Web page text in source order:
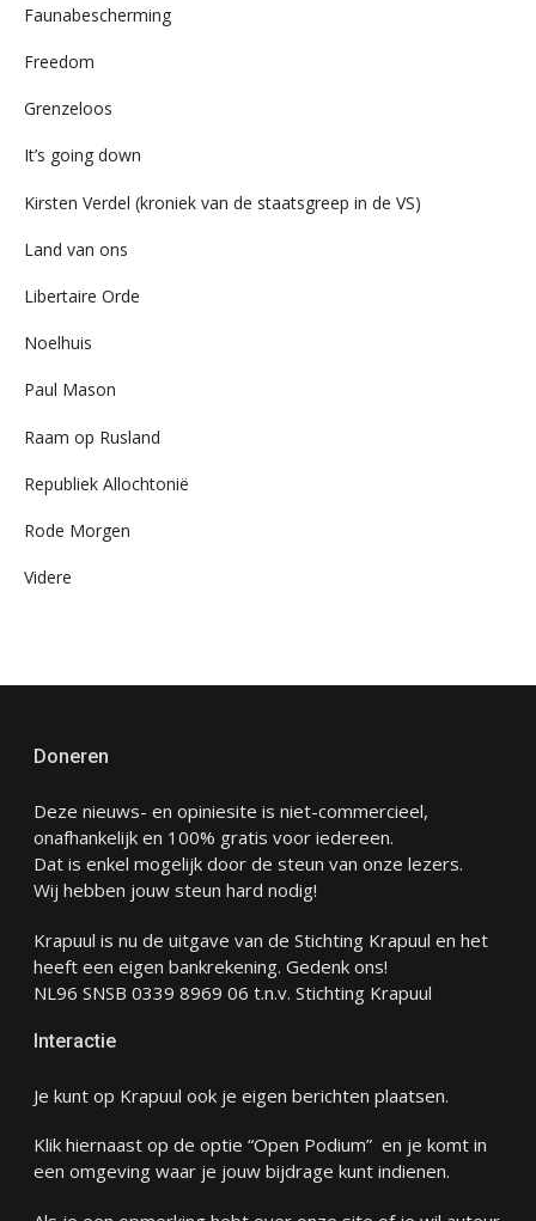
Faunabescherming
Freedom
Grenzeloos
It’s going down
Kirsten Verdel (kroniek van de staatsgreep in de VS)
Land van ons
Libertaire Orde
Noelhuis
Paul Mason
Raam op Rusland
Republiek Allochtonië
Rode Morgen
Videre
Doneren
Deze nieuws- en opiniesite is niet-commercieel,
onafhankelijk en 100% gratis voor iedereen.
Dat is enkel mogelijk door de steun van onze lezers.
Wij hebben jouw steun hard nodig!
Krapuul is nu de uitgave van de Stichting Krapuul en het
heeft een eigen bankrekening. Gedenk ons!
NL96 SNSB 0339 8969 06 t.n.v. Stichting Krapuul
Interactie
Je kunt op Krapuul ook je eigen berichten plaatsen.
Klik hiernaast op de optie “Open Podium” en je komt in
een omgeving waar je jouw bijdrage kunt indienen.